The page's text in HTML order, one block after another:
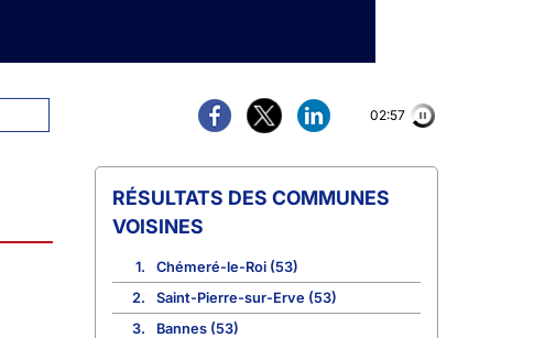
02:56
COMMUNES
VOISINES
1.
Chémeré-le-Roi (53)
2.
Saint-Pierre-sur-Erve (53)
3.
Bannes (53)